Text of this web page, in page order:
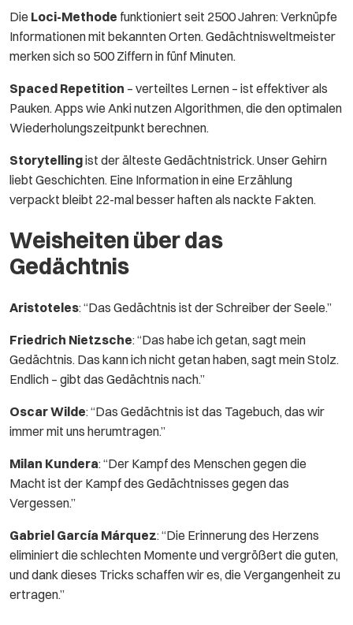
Die Loci-Methode funktioniert seit 2500 Jahren: Verknüpfe
Informationen mit bekannten Orten. Gedächtnisweltmeister
merken sich so 500 Ziffern in fünf Minuten.
Spaced Repetition – verteiltes Lernen – ist effektiver als
Pauken. Apps wie Anki nutzen Algorithmen, die den optimalen
Wiederholungszeitpunkt berechnen.
Storytellingist der älteste Gedächtnistrick. Unser Gehirn
liebt Geschichten. Eine Information in eine Erzählung
verpackt bleibt 22-mal besser haften als nackte Fakten.
Weisheiten über das
Gedächtnis
Aristoteles: “Das Gedächtnis ist der Schreiber der Seele.”
Friedrich Nietzsche: “Das habe ich getan, sagt mein
Gedächtnis. Das kann ich nicht getan haben, sagt mein Stolz.
Endlich – gibt das Gedächtnis nach.”
Oscar Wilde: “Das Gedächtnis ist das Tagebuch, das wir
immer mit uns herumtragen.”
Milan Kundera: “Der Kampf des Menschen gegen die
Macht ist der Kampf des Gedächtnisses gegen das
Vergessen.”
Gabriel García Márquez: “Die Erinnerung des Herzens
eliminiert die schlechten Momente und vergrößert die guten,
und dank dieses Tricks schaffen wir es, die Vergangenheit zu
ertragen.”